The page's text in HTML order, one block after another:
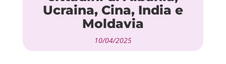
Ucraina, Cina, India e
Moldavia
10/04/2025